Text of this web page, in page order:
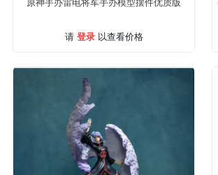
请 登录以查看价格